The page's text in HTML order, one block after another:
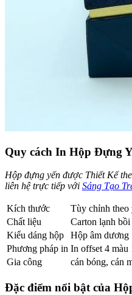
Quy cách In Hộp Đựng
Hộp đựng yến được Thiết Kế
liên hệ trực tiếp với Sáng Tạo
Kích thước
Tùy chỉnh theo
Chất liệu
Carton lạnh
Kiểu dáng hộp
Hộp âm dương
Phương pháp in In offset 4 màu
Gia công
cán bóng, cán
Đặc điểm nổi bật của